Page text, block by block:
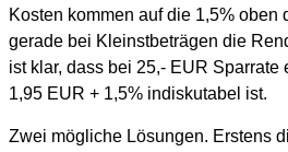
Kosten kommen auf die 1,5% oben
gerade bei Kleinstbeträgen die
ist klar, dass bei 25,- EUR Sparrate
1,95 EUR + 1,5% indiskutabel ist.
Zwei mögliche Lösungen. Erstens